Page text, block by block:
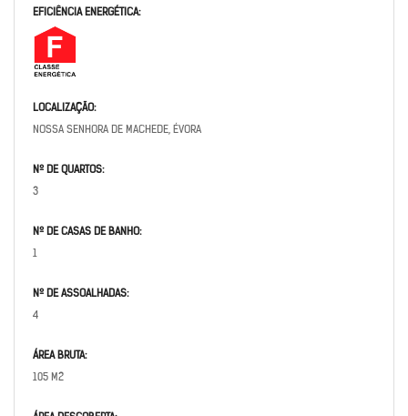
EFICIÊNCIA ENERGÉTICA:
LOCALIZAÇÃO:
NOSSA SENHORA DE MACHEDE, ÉVORA
Nº DE QUARTOS:
3
Nº DE CASAS DE BANHO:
1
Nº DE ASSOALHADAS:
4
ÁREA BRUTA:
105 M2